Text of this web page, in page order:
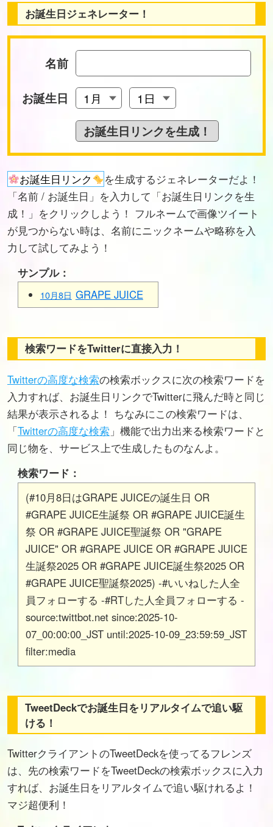
お誕生日ジェネレーター！
名前
お誕生日
お誕生日リンク
を生成するジェネレーターだよ！
「名前 / お誕生日」を入力して「お誕生日リンクを生
成！」をクリックしよう！ フルネームで画像ツイート
が見つからない時は、名前にニックネームや略称を入
力して試してみよう！
サンプル：
10月8日 GRAPE JUICE
検索ワードをTwitterに直接入力！
Twitterの高度な検索の検索ボックスに次の検索ワードを
入力すれば、お誕生日リンクでTwitterに飛んだ時と同じ
結果が表示されるよ！ ちなみにこの検索ワードは、
「Twitterの高度な検索 」機能で出力出来る検索ワードと
同じ物を、サービス上で生成したものなんよ。
検索ワード：
(#10月8日はGRAPE JUICEの誕生日 OR
#GRAPE JUICE生誕祭 OR #GRAPE JUICE誕生
祭 OR #GRAPE JUICE聖誕祭 OR "GRAPE
JUICE" OR #GRAPE JUICE OR #GRAPE JUICE
生誕祭2025 OR #GRAPE JUICE誕生祭2025 OR
#GRAPE JUICE聖誕祭2025) -#いいねした人全
員フォローする -#RTした人全員フォローする -
source:twittbot.net since:2025-10-
07_00:00:00_JST until:2025-10-09_23:59:59_JST
filter:media
TweetDeckでお誕生日をリアルタイムで追い駆
ける！
TwitterクライアントのTweetDeckを使ってるフレンズ
は、先の検索ワードをTweetDeckの検索ボックスに入力
すれば、お誕生日をリアルタイムで追い駆けれるよ！
マジ超便利！